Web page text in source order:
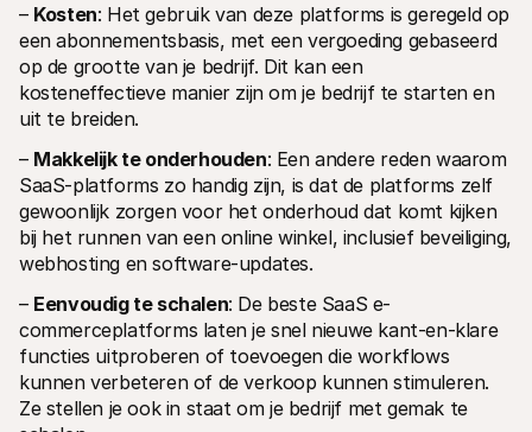
– Kosten: Het gebruik van deze platforms is geregeld op
een abonnementsbasis, met een vergoeding gebaseerd
op de grootte van je bedrijf. Dit kan een
kosteneffectieve manier zijn om je bedrijf te starten en
uit te breiden.
– Makkelijk te onderhouden: Een andere reden waarom
SaaS-platforms zo handig zijn, is dat de platforms zelf
gewoonlijk zorgen voor het onderhoud dat komt kijken
bij het runnen van een online winkel, inclusief beveiliging,
webhosting en software-updates.
– Eenvoudig te schalen: De beste SaaS e-
commerceplatforms laten je snel nieuwe kant-en-klare
functies uitproberen of toevoegen die workflows
kunnen verbeteren of de verkoop kunnen stimuleren.
Ze stellen je ook in staat om je bedrijf met gemak te